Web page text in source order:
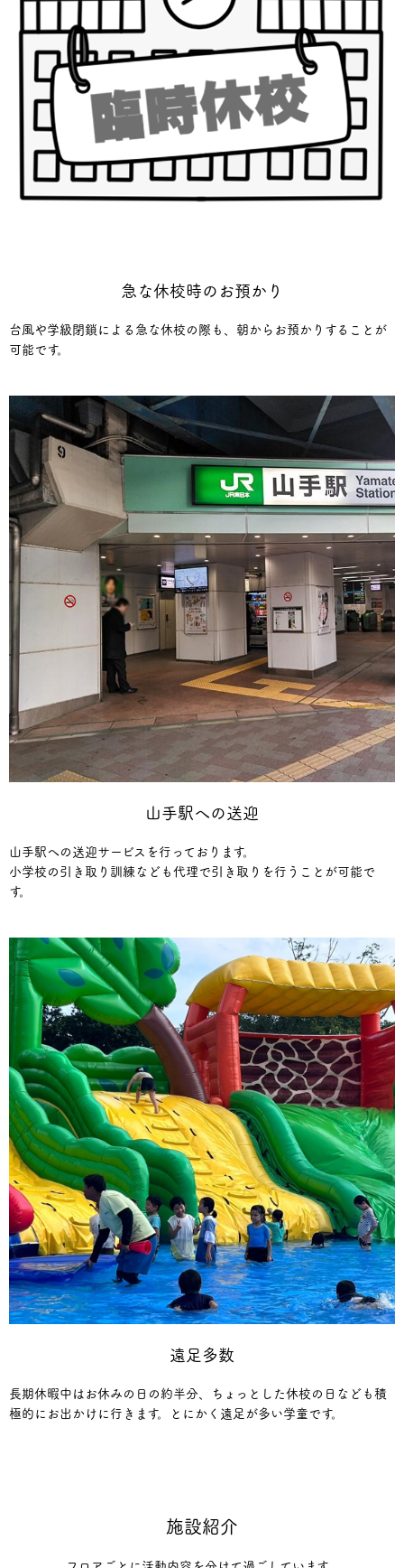
急な休校時のお預かり
台風や学級閉鎖による急な休校の際も、朝からお預かりすることが
可能です。
山手駅への送迎
山手駅への送迎サービスを行っております。
小学校の引き取り訓練なども代理で引き取りを行うことが可能で
す。
遠足多数
長期休暇中はお休みの日の約半分、ちょっとした休校の日なども積
極的にお出かけに行きます。とにかく遠足が多い学童です。
施設紹介